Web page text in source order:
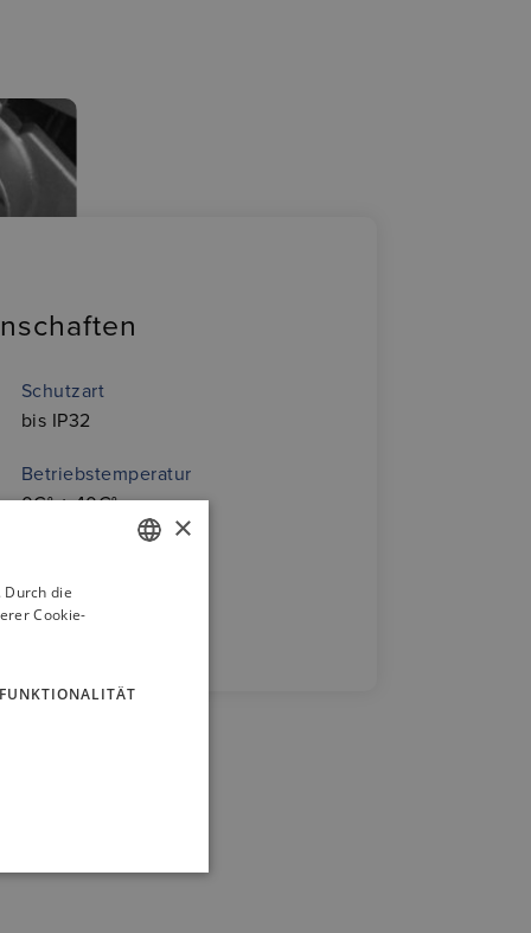
Schutzart
bis IP32
Betriebstemperatur
0C° ÷ 40C°
×
die
Cookie-
FUNKTIONALITÄT